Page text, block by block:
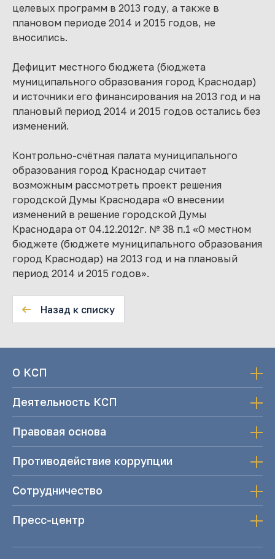
целевых программ в 2013 году, а также в
плановом периоде 2014 и 2015 годов, не
вносились.
Дефицит местного бюджета (бюджета
муниципального образования город Краснодар)
и источники его финансирования на 2013 год и на
плановый период 2014 и 2015 годов остались без
изменений.
Контрольно-счётная палата муниципального
образования город Краснодар считает
возможным рассмотреть проект решения
городской Думы Краснодара «О внесении
изменений в решение городской Думы
Краснодара от 04.12.2012г. № 38 п.1 «О местном
бюджете (бюджете муниципального образования
город Краснодар) на 2013 год и на плановый
период 2014 и 2015 годов».
Назад к списку
О КСП
Деятельность КСП
Правовая основа
Противодействие коррупции
Сотрудничество
Пресс-центр